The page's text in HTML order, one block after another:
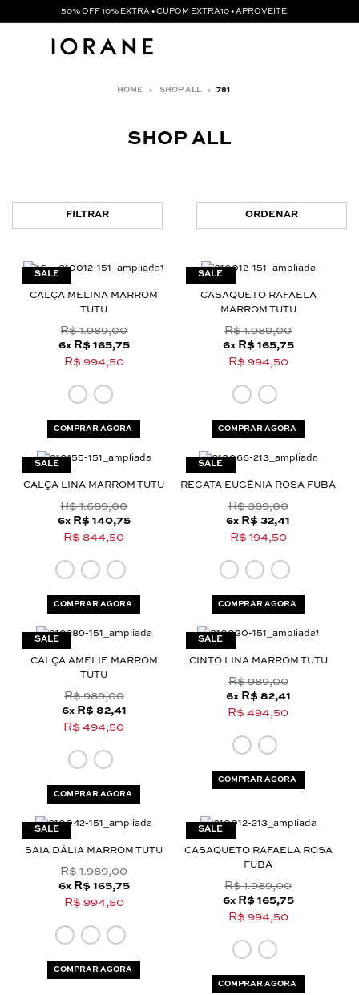
50% OFF 10% EXTRA • CUPOM EXTRA10 • APROVEITE!
SHOP ALL 781
SHOP ALL
FILTRAR ORDENAR
CALÇA MELINA MARROM
TUTU
R$ 1.989,00
6x R$ 165,75
R$ 994,50
COMPRAR AGORA
CASAQUETO RAFAELA
MARROM TUTU
R$ 1.989,00
6x R$ 165,75
R$ 994,50
COMPRAR AGORA
CALÇA LINA MARROM TUTU
R$ 1.689,00
6x R$ 140,75
R$ 844,50
COMPRAR AGORA
REGATA EUGÊNIA ROSA FUBÁ
R$ 389,00
6x R$ 32,41
R$ 194,50
COMPRAR AGORA
CALÇA AMELIE MARROM
TUTU
R$ 989,00
6x R$ 82,41
R$ 494,50
COMPRAR AGORA
CINTO LINA MARROM TUTU
R$ 989,00
6x R$ 82,41
R$ 494,50
COMPRAR AGORA
SAIA DÁLIA MARROM TUTU
R$ 1.989,00
6x R$ 165,75
R$ 994,50
COMPRAR AGORA
CASAQUETO RAFAELA ROSA
FUBÁ
R$ 1.989,00
6x R$ 165,75
R$ 994,50
COMPRAR AGORA